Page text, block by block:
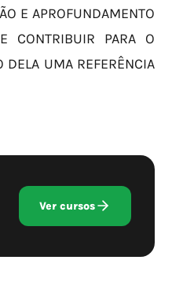
E APROFUNDAMENTO
CONTRIBUIR PARA O
DELA UMA REFERÊNCIA
Ver cursos